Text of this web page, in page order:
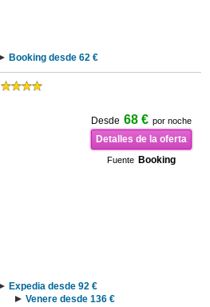
Booking desde 62 €
Desde 68 € por noche
Detalles de la oferta
Fuente Booking
Expedia desde 92 €
Venere desde 136 €